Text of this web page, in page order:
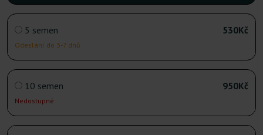
5 semen
Odeslání do 3-7 dnů
530Kč
10 semen
Nedostupné
950Kč